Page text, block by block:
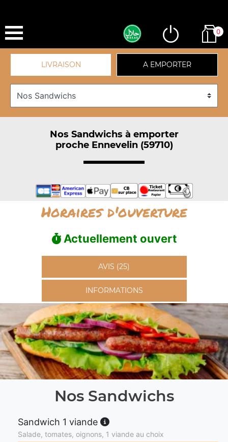
0
LIVRAISON A EMPORTER
Nos Sandwichs à emporter
proche Ennevelin (59710)
Horaires d'ouverture
Actuellement ouvert
AVIS (25)
INFORMATIONS
Nos Sandwichs
Sandwich 1 viande
Salade, tomates, oignons, 1 viande au choix